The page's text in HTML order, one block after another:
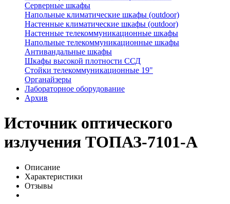
Серверные шкафы
Напольные климатические шкафы (outdoor)
Настенные климатические шкафы (outdoor)
Настенные телекоммуникационные шкафы
Напольные телекоммуникационные шкафы
Антивандальные шкафы
Шкафы высокой плотности ССД
Стойки телекоммуникационные 19"
Органайзеры
Лабораторное оборудование
Архив
Источник оптического
излучения ТОПАЗ-7101-A
Описание
Характеристики
Отзывы